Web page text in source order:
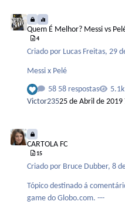
equipes decidem o título da
será definido por sorteio. O
— Venc…
Quem É Melhor? Messi vs
4
Criado por Lucas Freitas,29
Messi x Pelé
58 respostas
Victor23525 de Abril de 2019
CARTOLA FC
15
Criado por Bruce Dubber,8
Tópico destinado á
game do Globo.com. ---